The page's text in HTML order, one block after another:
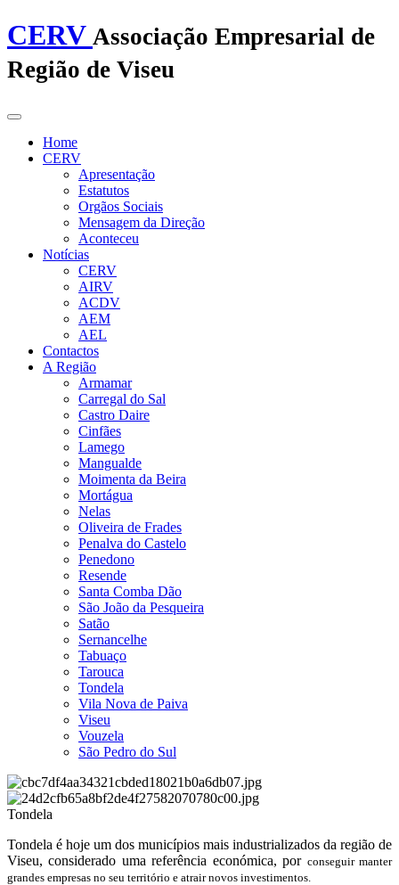
CERV Associação Empresarial de
Região de Viseu
Home
CERV
Apresentação
Estatutos
Orgãos Sociais
Mensagem da Direção
Aconteceu
Notícias
CERV
AIRV
ACDV
AEM
AEL
Contactos
A Região
Armamar
Carregal do Sal
Castro Daire
Cinfães
Lamego
Mangualde
Moimenta da Beira
Mortágua
Nelas
Oliveira de Frades
Penalva do Castelo
Penedono
Resende
Santa Comba Dão
São João da Pesqueira
Satão
Sernancelhe
Tabuaço
Tarouca
Tondela
Vila Nova de Paiva
Viseu
Vouzela
São Pedro do Sul
Tondela
Tondela é hoje um dos municípios mais industrializados da região de
Viseu, considerado uma referência económica, por conseguir manter
grandes empresas no seu território e atrair novos investimentos.